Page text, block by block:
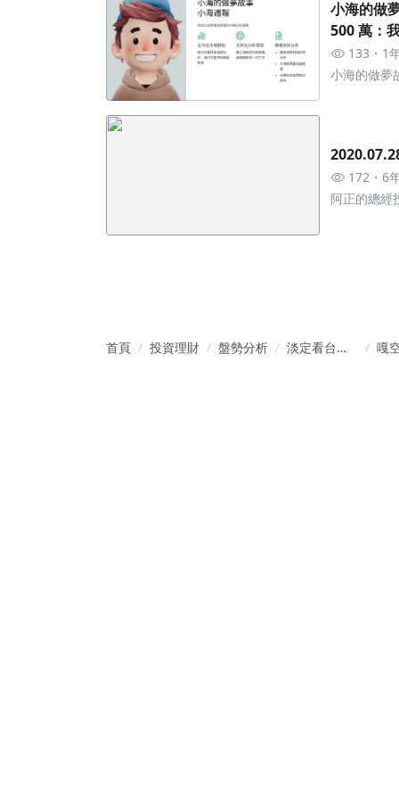
小海的做夢故事：
500 萬：
133
1
小海的做夢
172
6
阿正的總經
首頁 投資理財 盤勢分析
淡定看台指-
嘎